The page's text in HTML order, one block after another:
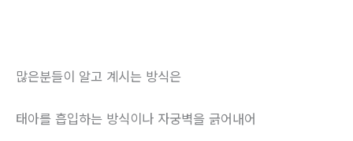
많은분들이 알고 계시는 방식은
태아를 흡입하는 방식이나 자궁벽을 긁어내어